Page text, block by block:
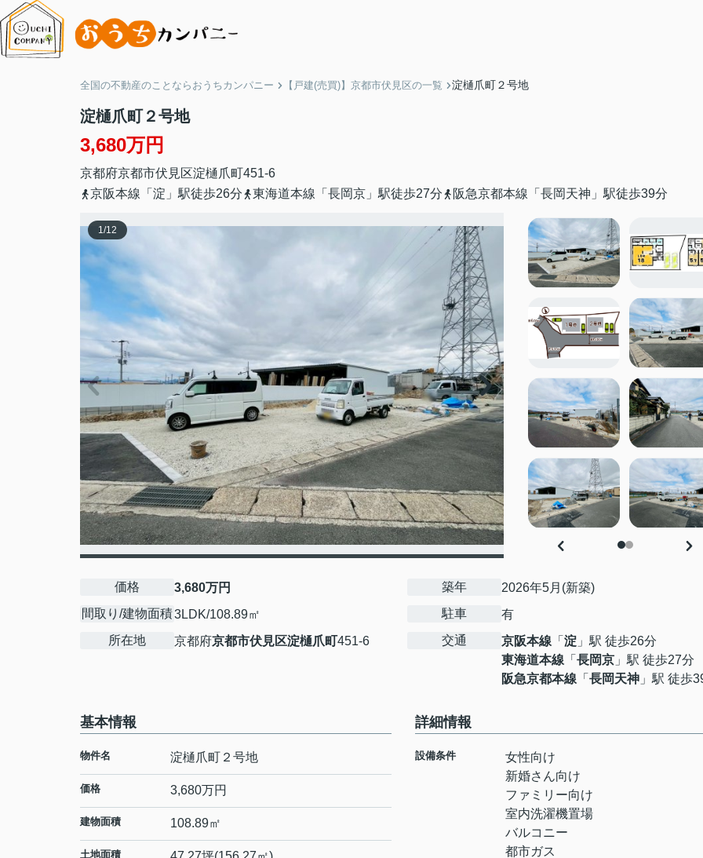
全国の不動産のことならおうちカンパニー 【戸建(売買)】京都市伏見区の一覧 淀樋爪町２号地
淀樋爪町２号地
3,680万円
京都府京都市伏見区淀樋爪町451-6
京阪本線「淀」駅徒歩26分
東海道本線「長岡京」駅徒歩27分 阪急京都本線「長岡天神」駅徒歩39分
1/12
価格
3,680万円
間取り/建物面積3LDK/108.89㎡
所在地
京都府京都市伏見区淀樋爪町451-6
築年
2026年5月(新築)
駐車
有
交通
京阪本線 「 淀 」駅 徒歩26分
東海道本線 「 長岡京 」駅 徒歩27分
阪急京都本線 「 長岡天神 」駅 徒歩
基本情報
物件名 淀樋爪町２号地
価格 3,680万円
建物面積 108.89㎡
土地面積
詳細情報
設備条件
女性向け
新婚さん向け
ファミリー向け
室内洗濯機置場
バルコニー
都市ガス